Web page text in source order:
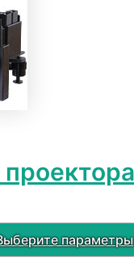
₽
параметры